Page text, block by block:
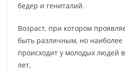
бедер и гениталий.
Возраст, при котором
быть различным, но наиболее
происходит у молодых людей
лет.